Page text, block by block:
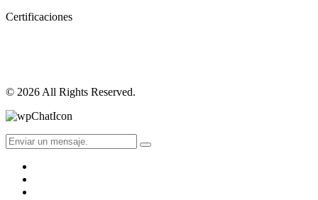
Certificaciones
© 2026 All Rights Reserved.